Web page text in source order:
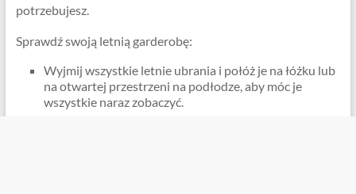
potrzebujesz.
Sprawdź swoją letnią garderobę:
Wyjmij wszystkie letnie ubrania i połóż je na łóżku lub
na otwartej przestrzeni na podłodze, aby móc je
wszystkie naraz zobaczyć.